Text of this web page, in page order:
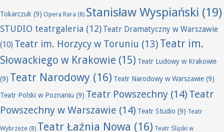
Tokarczuk (9) Opera Rara (8) Stanisław Wyspiański (19)
STUDIO teatrgaleria (12) Teatr Dramatyczny w Warszawie
(10) Teatr im. Horzycy w Toruniu (13) Teatr im.
Słowackiego w Krakowie (15) Teatr Ludowy w Krakowie
(9) Teatr Narodowy (16) Teatr Narodowy w Warszawie (9)
Teatr Polski w Poznaniu (9) Teatr Powszechny (14) Teatr
Powszechny w Warszawie (14) Teatr Studio (9) Teatr
Wybrzeże (8) Teatr Łaźnia Nowa (16) Teatr Śląski w